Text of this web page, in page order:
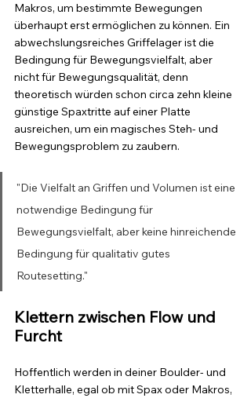
Makros, um bestimmte Bewegungen
überhaupt erst ermöglichen zu können. Ein
abwechslungsreiches Griffelager ist die
Bedingung für Bewegungsvielfalt, aber
nicht für Bewegungsqualität, denn
theoretisch würden schon circa zehn kleine
günstige Spaxtritte auf einer Platte
ausreichen, um ein magisches Steh- und
Bewegungsproblem zu zaubern.
"Die Vielfalt an Griffen und Volumen ist eine
notwendige Bedingung für
Bewegungsvielfalt, aber keine hinreichende
Bedingung für qualitativ gutes
Routesetting."
Klettern zwischen Flow und
Furcht
Hoffentlich werden in deiner Boulder- und
Kletterhalle, egal ob mit Spax oder Makros,